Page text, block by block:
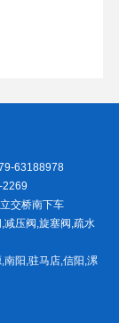
63188978
2269
交桥南下车
减压阀,旋塞阀,疏水
南阳,驻马店,信阳,漯